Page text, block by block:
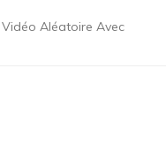
Aléatoire Avec